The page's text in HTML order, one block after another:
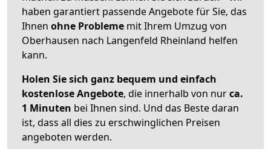
haben garantiert passende Angebote für Sie, das
Ihnen ohne Probleme mit Ihrem Umzug von
Oberhausen nach Langenfeld Rheinland helfen
kann.
Holen Sie sich ganz bequem und einfach
kostenlose Angebote, die innerhalb von nurca.
1 Minuten bei Ihnen sind. Und das Beste daran
ist, dass all dies zu erschwinglichen Preisen
angeboten werden.